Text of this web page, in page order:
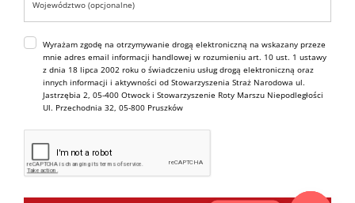
Wyrażam zgodę na otrzymywanie drogą elektroniczną na wskazany przeze
mnie adres email informacji handlowej w rozumieniu art. 10 ust. 1 ustawy
z dnia 18 lipca 2002 roku o świadczeniu usług drogą elektroniczną oraz
innych informacji i aktywności od Stowarzyszenia Straż Narodowa ul.
Jastrzębia 2, 05-400 Otwock i Stowarzyszenie Roty Marszu Niepodległości
Ul. Przechodnia 32, 05-800 Pruszków